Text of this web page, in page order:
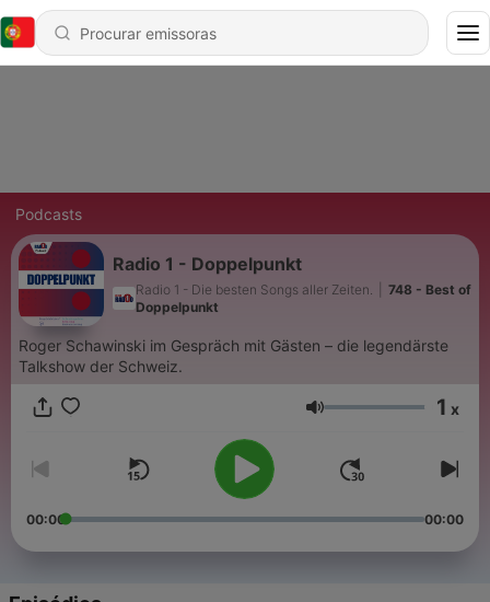
Podcasts
Radio 1 - Doppelpunkt
Radio 1 - Die besten Songs aller Zeiten.
748 - Best of
Doppelpunkt
Roger Schawinski im Gespräch mit Gästen – die legendärste
Talkshow der Schweiz.
Volume 1 x
00:00 00:00